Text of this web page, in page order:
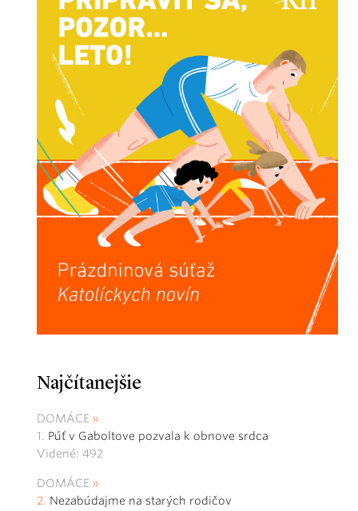
Najčítanejšie
DOMÁCE
Púť v Gaboltove pozvala k obnove srdca
Videné: 492
DOMÁCE
Nezabúdajme na starých rodičov